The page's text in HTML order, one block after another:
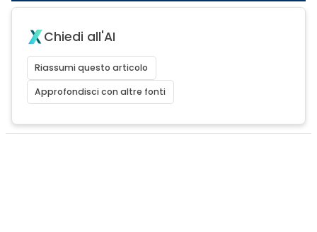
Chiedi all'AI
Riassumi questo articolo
Approfondisci con altre fonti